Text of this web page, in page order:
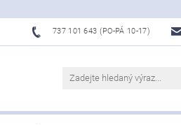
737 101 643 (PO-PÁ 10-17)